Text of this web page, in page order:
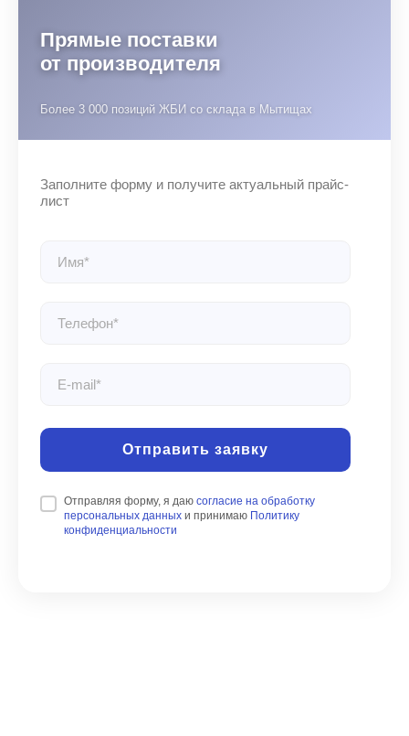
Отправить заявку
Отправляя форму, я даю согласие на обработку
персональных данных и принимаю Политику
конфиденциальности